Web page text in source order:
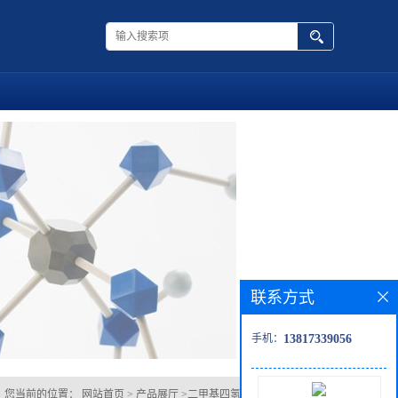
您当前的位置： 网站首页 > 产品展厅 >二甲基四氢吡喃-4,4-二羧酸酯
联系方式
手机： 13817339056